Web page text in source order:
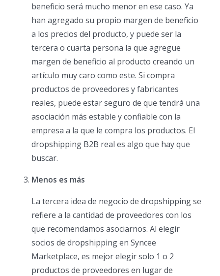
beneficio será mucho menor en ese caso. Ya
han agregado su propio margen de beneficio
a los precios del producto, y puede ser la
tercera o cuarta persona la que agregue
margen de beneficio al producto creando un
artículo muy caro como este. Si compra
productos de proveedores y fabricantes
reales, puede estar seguro de que tendrá una
asociación más estable y confiable con la
empresa a la que le compra los productos. El
dropshipping B2B real es algo que hay que
buscar.
Menos es más
La tercera idea de negocio de dropshipping se
refiere a la cantidad de proveedores con los
que recomendamos asociarnos. Al elegir
socios de dropshipping en Syncee
Marketplace, es mejor elegir solo 1 o 2
productos de proveedores en lugar de